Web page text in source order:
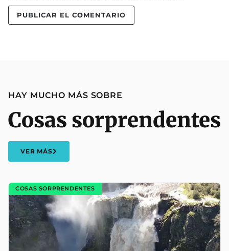
HAY MUCHO MÁS SOBRE
Cosas sorprendentes
VER MÁS
COSAS SORPRENDENTES